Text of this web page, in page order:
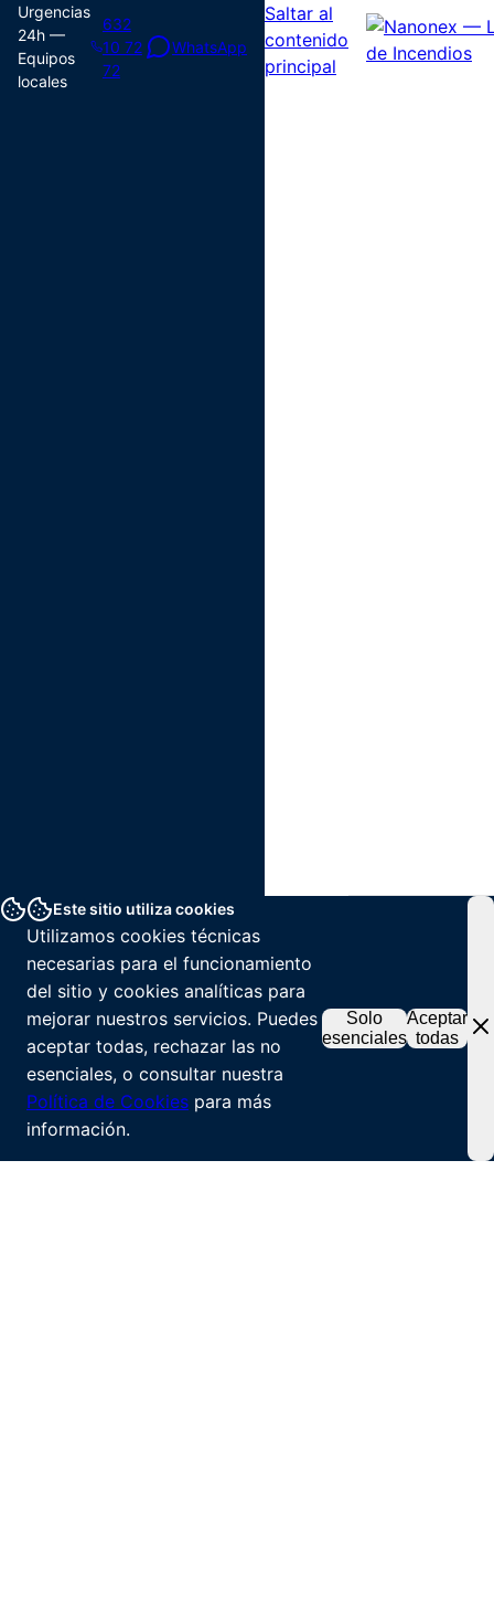
Urgencias
24h —
Equipos
locales
632
10 72
72
WhatsApp
Saltar al
contenido
principal
Este sitio utiliza cookies
Utilizamos cookies técnicas
necesarias para el funcionamiento
del sitio y cookies analíticas para
mejorar nuestros servicios. Puedes
aceptar todas, rechazar las no
esenciales, o consultar nuestra
Política de Cookies para más
información.
Solo
esenciales
Aceptar
todas